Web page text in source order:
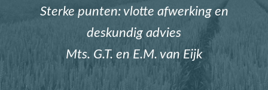
Sterke punten: vlotte afwerking en
deskundig advies
Mts. G.T. en E.M. van Eijk